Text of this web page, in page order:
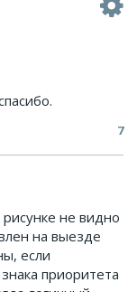
7
не видно
на выезде
если
приоритета